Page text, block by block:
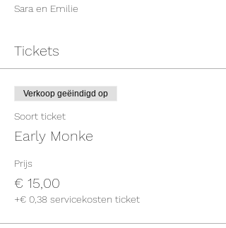
Sara en Emilie
Tickets
Verkoop geëindigd op
Soort ticket
Early Monke
Prijs
€ 15,00
+€ 0,38 servicekosten ticket